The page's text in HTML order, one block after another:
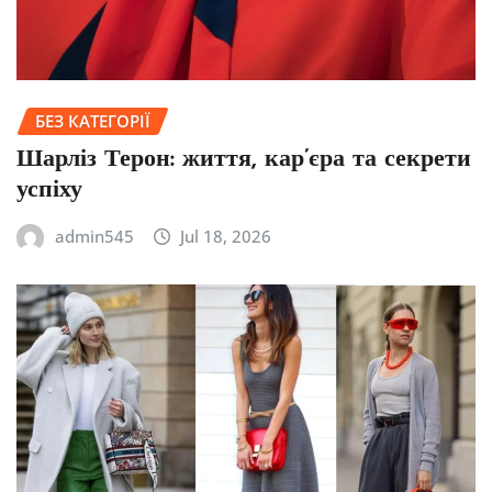
БЕЗ КАТЕГОРІЇ
Шарліз Терон: життя, кар’єра та секрети
успіху
admin545 Jul 18, 2026